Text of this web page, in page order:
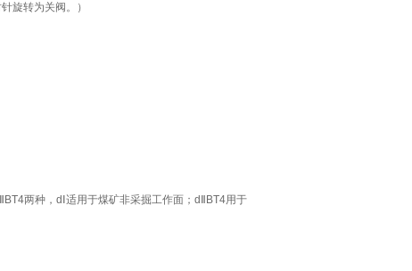
旋转为关阀。）
两种，dⅠ适用于煤矿非采掘工作面；dⅡBT4用于